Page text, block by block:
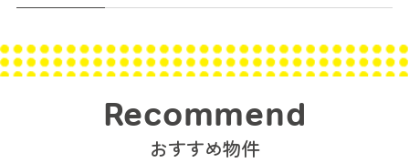
Recommend
おすすめ物件